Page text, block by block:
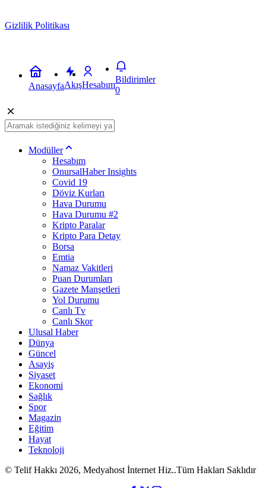
Gizlilik Politikası
AnasayfaAkışHesabım
Bildirimler
0
Modüller
Hesabım
OnursalHaber Insights
Covid 19
Döviz Kurları
Hava Durumu
Hava Durumu #2
Kripto Paralar
Kripto Para Detay
Borsa
Emtia
Namaz Vakitleri
Puan Durumları
Gazete Manşetleri
Yol Durumu
Canlı Tv
Canlı Skor
Ulusal Haber
Dünya
Güncel
Asayiş
Siyaset
Ekonomi
Sağlık
Spor
Magazin
Eğitim
Hayat
Teknoloji
© Telif Hakkı 2026, Medyahost İnternet Hiz..Tüm Hakları Saklıdır